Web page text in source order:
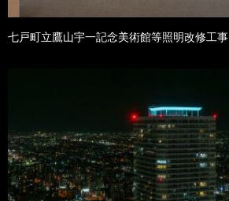
七戸町立鷹山宇一記念美術館等照明改修工事